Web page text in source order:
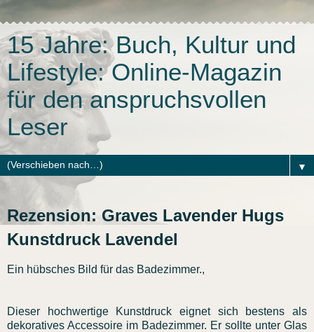
15 Jahre: Buch, Kultur und
Lifestyle: Online-Magazin
für den anspruchsvollen
Leser
▼
Rezension: Graves Lavender Hugs
Kunstdruck Lavendel
Ein hübsches Bild für das Badezimmer.,
Dieser hochwertige Kunstdruck eignet sich bestens als
dekoratives Accessoire im Badezimmer. Er sollte unter Glas